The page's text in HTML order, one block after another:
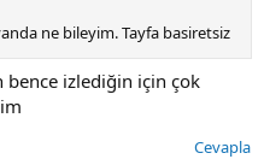
ne bileyim. Tayfa basiretsiz
bence izlediğin için çok
Cevapla